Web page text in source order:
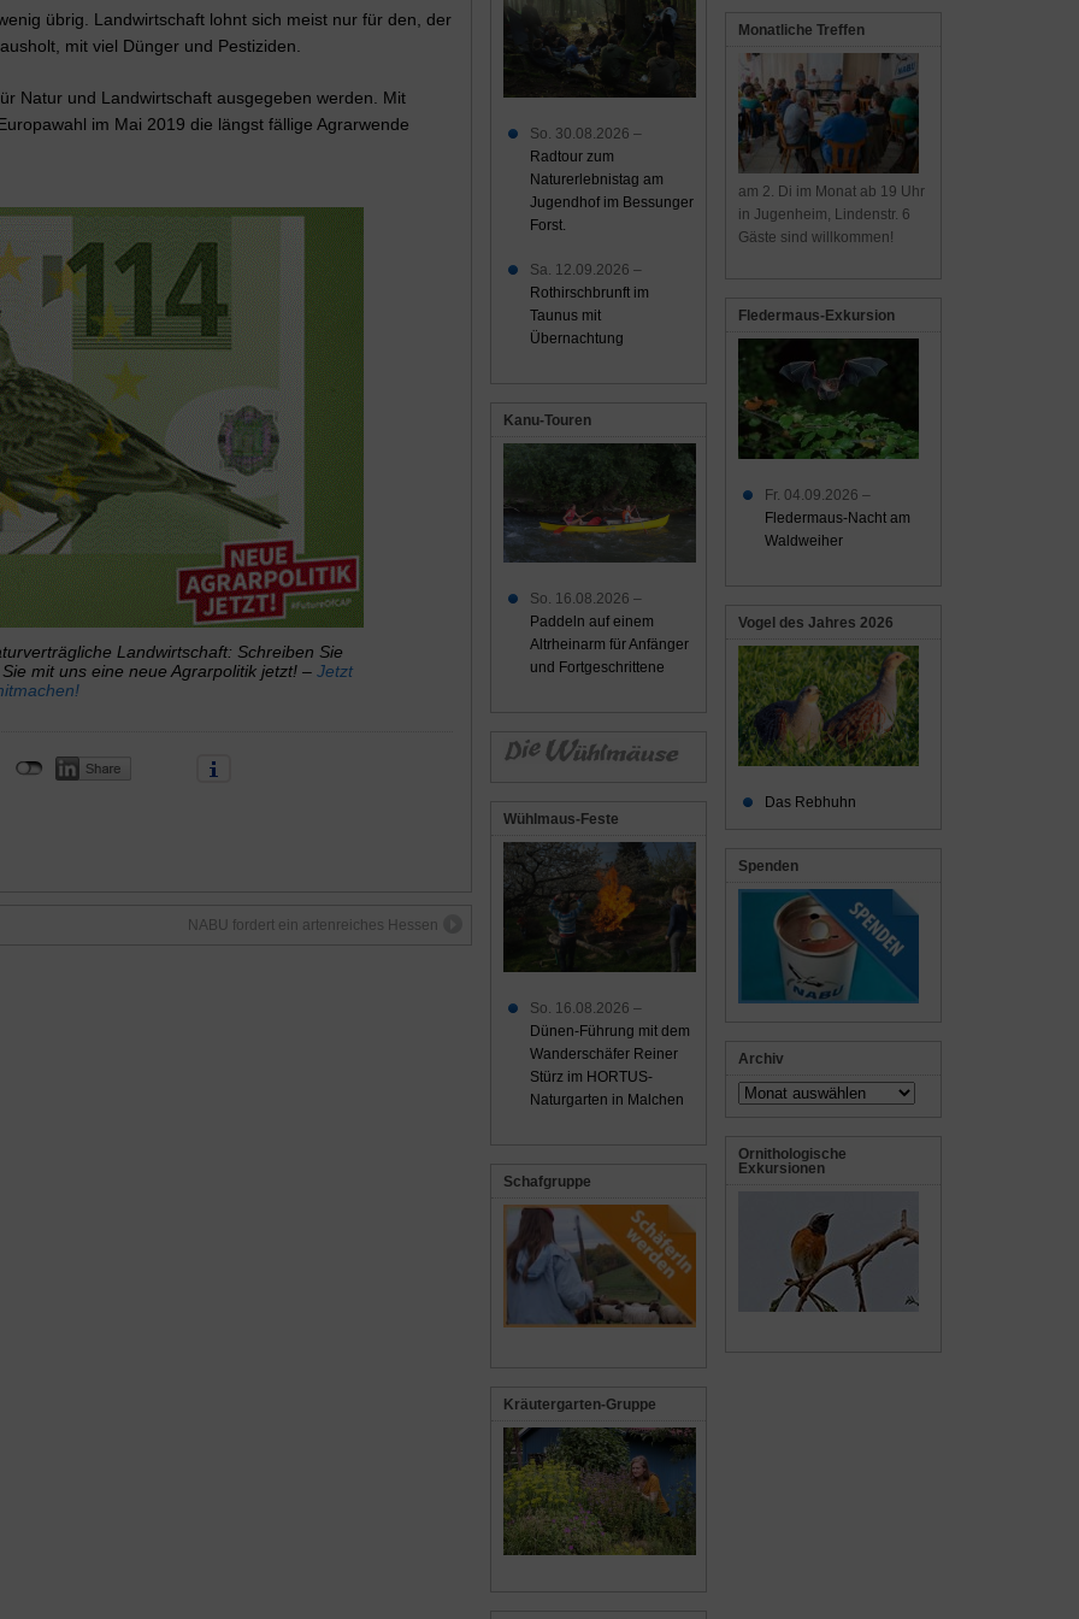
übrig. Landwirtschaft lohnt sich meist nur für den, der
mit viel Dünger und Pestiziden.
Natur und Landwirtschaft ausgegeben werden. Mit
im Mai 2019 die längst fällige Agrarwende
Landwirtschaft: Schreiben Sie
mit uns eine neue Agrarpolitik jetzt! – Jetzt
NABU fordert ein artenreiches Hessen
Monatliche Treffen
am 2. Di im Monat ab 19 Uhr
in Jugenheim, Lindenstr. 6
Gäste sind willkommen!
Fledermaus-Exkursion
Fr. 04.09.2026 –
Fledermaus-Nacht am
Waldweiher
Vogel des Jahres 2026
Das Rebhuhn
Spenden
Archiv
Archiv
Ornithologische
Exkursionen
So. 30.08.2026 –
Radtour zum
Naturerlebnistag am
Jugendhof im Bessunger
Forst.
Sa. 12.09.2026 –
Rothirschbrunft im
Taunus mit
Übernachtung
Kanu-Touren
So. 16.08.2026 –
Paddeln auf einem
Altrheinarm für Anfänger
und Fortgeschrittene
Wühlmaus-Feste
So. 16.08.2026 –
Dünen-Führung mit dem
Wanderschäfer Reiner
Stürz im HORTUS-
Naturgarten in Malchen
Schafgruppe
Kräutergarten-Gruppe